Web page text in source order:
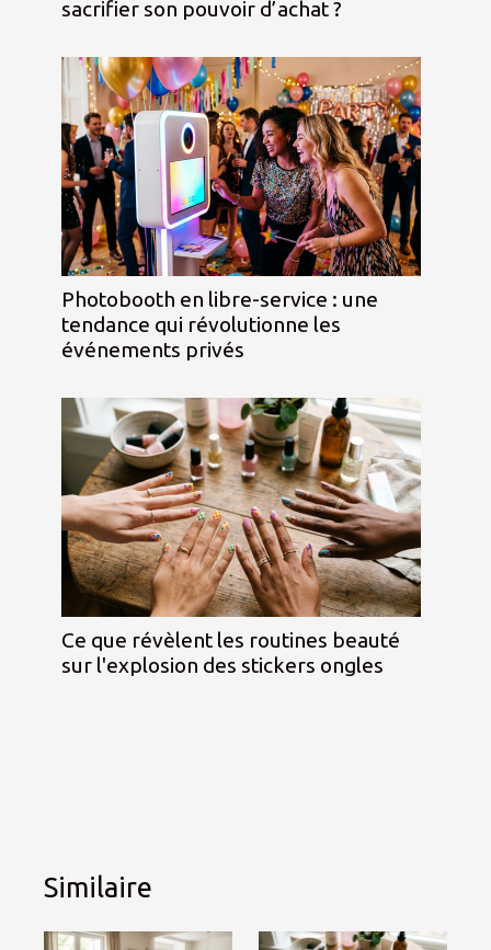
sacrifier son pouvoir d’achat ?
Photobooth en libre-service : une
tendance qui révolutionne les
événements privés
Ce que révèlent les routines beauté
sur l'explosion des stickers ongles
Similaire